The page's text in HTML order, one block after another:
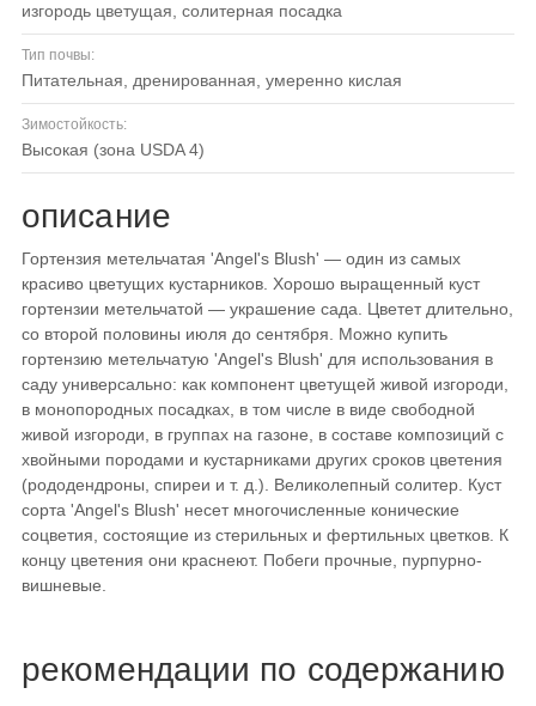
изгородь цветущая, солитерная посадка
Тип почвы:
питательная, дренированная, умеренно кислая
Зимостойкость:
высокая (зона USDA 4)
описание
Гортензия метельчатая 'Angel's Blush' — один из самых
красиво цветущих кустарников. Хорошо выращенный куст
гортензии метельчатой — украшение сада. Цветет длительно,
со второй половины июля до сентября. Можно купить
гортензию метельчатую 'Angel's Blush' для использования в
саду универсально: как компонент цветущей живой изгороди,
в монопородных посадках, в том числе в виде свободной
живой изгороди, в группах на газоне, в составе композиций с
хвойными породами и кустарниками других сроков цветения
(рододендроны, спиреи и т. д.). Великолепный солитер. Куст
сорта 'Angel's Blush' несет многочисленные конические
соцветия, состоящие из стерильных и фертильных цветков. К
концу цветения они краснеют. Побеги прочные, пурпурно-
вишневые.
рекомендации по содержанию